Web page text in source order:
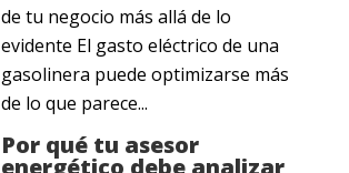
de tu negocio más allá de lo
evidente El gasto eléctrico de una
gasolinera puede optimizarse más
de lo que parece...
Por qué tu asesor